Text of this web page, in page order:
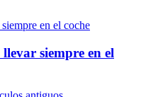
siempre en el